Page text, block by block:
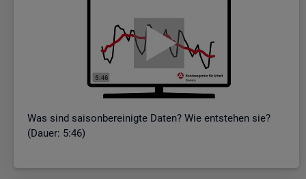
Was sind sai­son­be­rei­nig­te Daten? Wie ent­ste­hen sie?
(Dauer: 5:46)